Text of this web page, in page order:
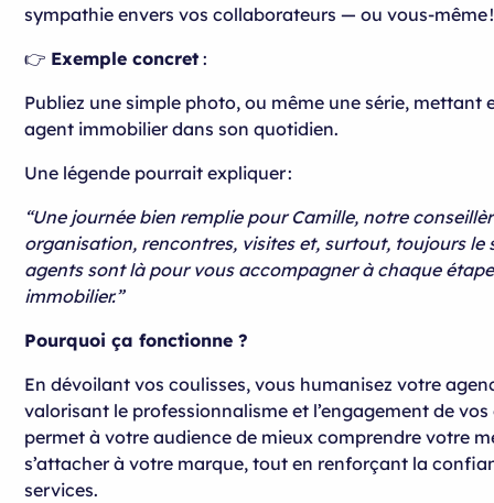
sympathie envers vos collaborateurs — ou vous-même !
👉 Exemple concret :
Publiez une simple photo, ou même une série, mettant
agent immobilier dans son quotidien.
Une légende pourrait expliquer :
“Une journée bien remplie pour Camille, notre
organisation, rencontres, visites et, surtout, toujours le
agents sont là pour vous accompagner à chaque
immobilier.”
Pourquoi ça fonctionne ?
En dévoilant vos coulisses, vous humanisez votre
valorisant le professionnalisme et l’engagement de vos
permet à votre audience de mieux comprendre votre
s’attacher à votre marque, tout en renforçant la
services.